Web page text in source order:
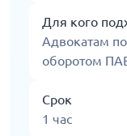
Для кого
Адвокатам
оборотом
Срок
1 час